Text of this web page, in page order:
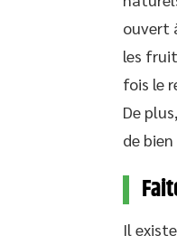
ouvert
les
fois le
De
de
Il